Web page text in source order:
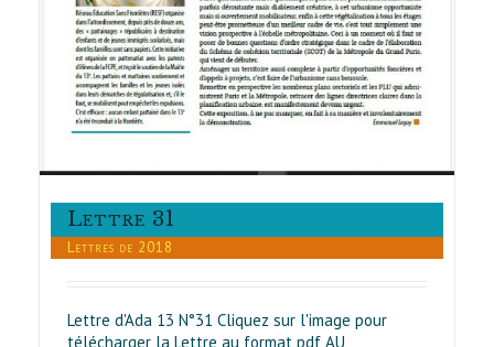
Lettre 31
Lettres de 2018
Lettre d'Ada 13 N°31 Cliquez sur l'image pour
télécharger la Lettre au format pdf AU